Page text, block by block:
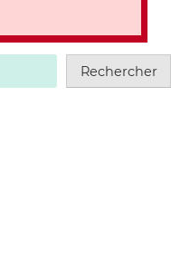
Rechercher